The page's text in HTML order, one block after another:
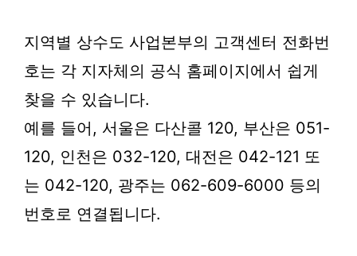
지역별 상수도 사업본부의 고객센터 전화번
호는 각 지자체의 공식 홈페이지에서 쉽게
찾을 수 있습니다.
예를 들어, 서울은 다산콜 120, 부산은 051-
120, 인천은 032-120, 대전은 042-121 또
는 042-120, 광주는 062-609-6000 등의
번호로 연결됩니다.